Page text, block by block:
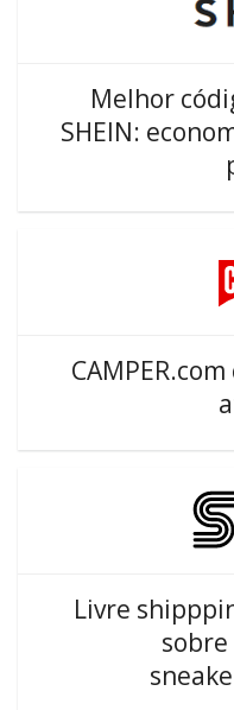
Melhor
SHEIN:
Livre
sobre